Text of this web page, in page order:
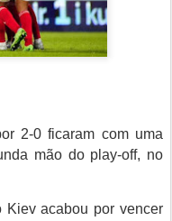
2-0 ficaram com uma
mão do play-off, no
Kiev acabou por vencer